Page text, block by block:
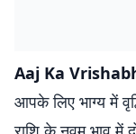
Aaj Ka
आपके लिए भाग्य में